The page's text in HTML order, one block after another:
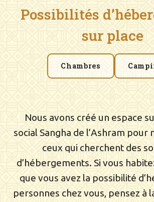
Possibilités
sur place
Chambres
Nous avons créé un espace
social Sangha de l’Ashram pour
ceux qui cherchent des
d’hébergements. Si vous
que vous avez la possibilité
personnes chez vous, pensez à